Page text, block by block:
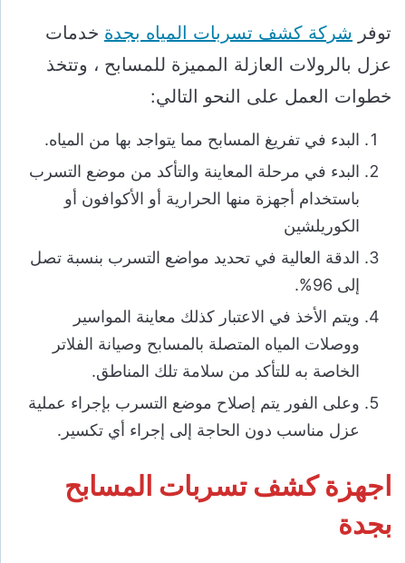
توفر شركة كشف تسربات المياه بجدة خدمات
عزل بالرولات العازلة المميزة للمسابح ، وتتخذ
خطوات العمل على النحو التالي:
البدء في تفريغ المسابح مما يتواجد بها من المياه.
البدء في مرحلة المعاينة والتأكد من موضع التسرب
باستخدام أجهزة منها الحرارية أو الأكوافون أو
الكوريلشين
الدقة العالية في تحديد مواضع التسرب بنسبة تصل
إلى 96%.
ويتم الأخذ في الاعتبار كذلك معاينة المواسير
ووصلات المياه المتصلة بالمسابح وصيانة الفلاتر
الخاصة به للتأكد من سلامة تلك المناطق.
وعلى الفور يتم إصلاح موضع التسرب بإجراء عملية
عزل مناسب دون الحاجة إلى إجراء أي تكسير.
اجهزة كشف تسربات المسابح
بجدة